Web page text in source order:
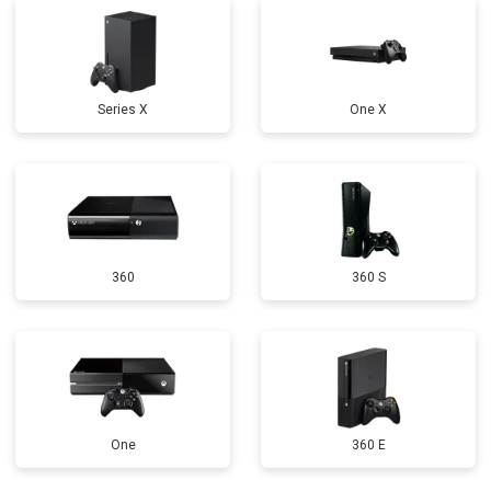
Series X One X
360 360 S
One 360 E